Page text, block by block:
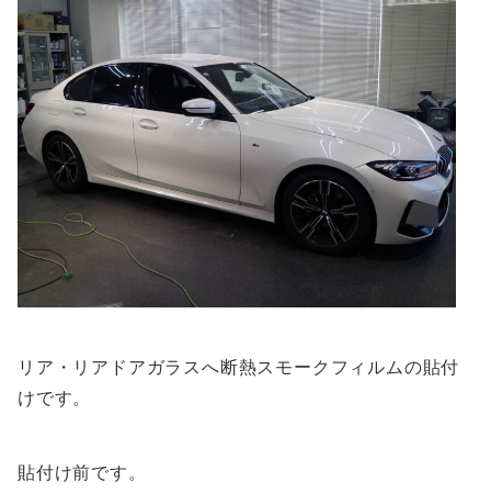
リア・リアドアガラスへ断熱スモークフィルムの貼付
けです。
貼付け前です。